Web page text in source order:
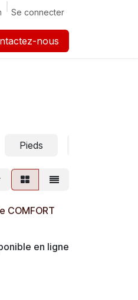
Se connecter
nous​​
Pieds
COMFORT
en ligne